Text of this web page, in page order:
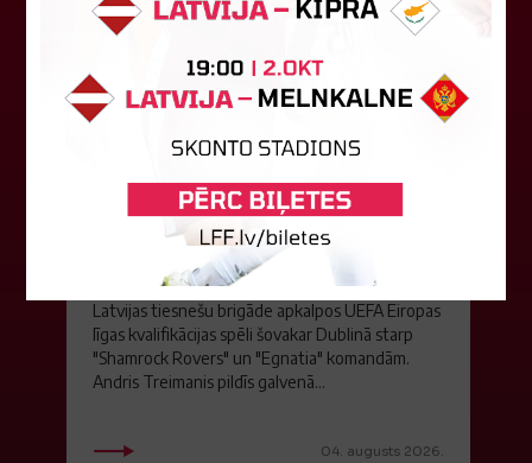
Latvijas tiesnešiem uztic darbu
UEFA Eiropas līgā
Latvijas tiesnešu brigāde apkalpos UEFA Eiropas
līgas kvalifikācijas spēli šovakar Dublinā starp
"Shamrock Rovers" un "Egnatia" komandām.
Andris Treimanis pildīs galvenā...
04. augusts 2026.